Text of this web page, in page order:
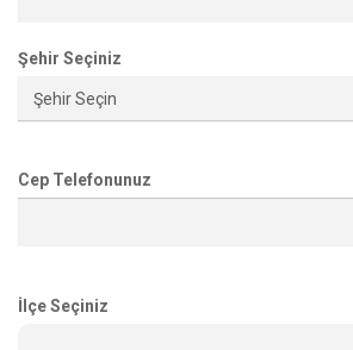
Şehir Seçiniz
Cep Telefonunuz
İlçe Seçiniz